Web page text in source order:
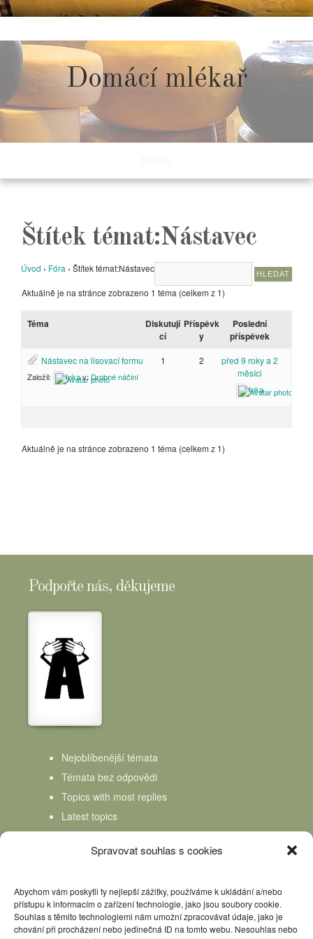
Spravovat souhlas s cookies
Abychom vám poskytli ty nejlepší zážitky, používáme k ukládání a/nebo
přístupu k informacím o zařízení technologie, jako jsou soubory cookie.
Souhlas s těmito technologiemi nám umožní zpracovávat údaje, jako je
chování při procházení nebo jedinečná ID na tomto webu. Nesouhlas nebo
to
content
Domácí mlékař
Štítek témat:Nástavec
Úvod › Fóra › Štítek témat:Nástavec
Aktuálně je na stránce zobrazeno 1 téma (celkem z 1)
Téma
Diskutují
cí
Příspěvk
y
Poslední
příspěvek
Nástavec na lisovací formu
Založil: Inkav:Drobné náčiní
1 2
před 9 roky a 2
měsíci
Inka
Aktuálně je na stránce zobrazeno 1 téma (celkem z 1)
Podpořte nás, děkujeme
Nejoblíbenější témata
Témata bez odpovědi
Topics with most replies
Latest topics
Topics Freshness